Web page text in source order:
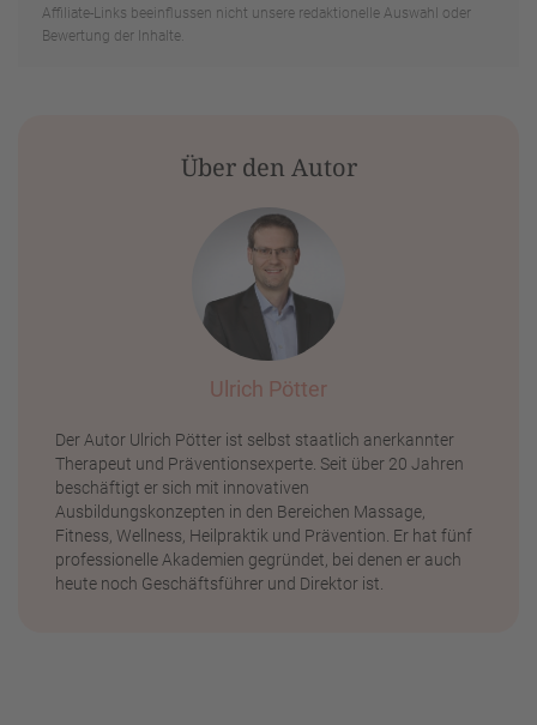
Affiliate-Links beeinflussen nicht unsere redaktionelle Auswahl oder
Bewertung der Inhalte.
Über den Autor
Ulrich Pötter
Der Autor Ulrich Pötter ist selbst staatlich anerkannter
Therapeut und Präventionsexperte. Seit über 20 Jahren
beschäftigt er sich mit innovativen
Ausbildungskonzepten in den Bereichen Massage,
Fitness, Wellness, Heilpraktik und Prävention. Er hat fünf
professionelle Akademien gegründet, bei denen er auch
heute noch Geschäftsführer und Direktor ist.